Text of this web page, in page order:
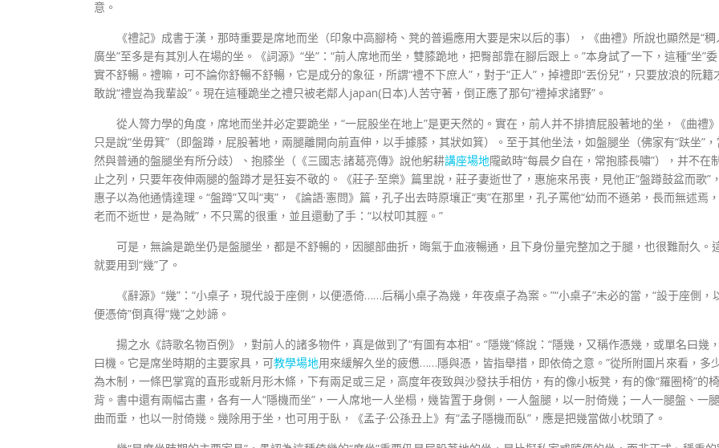
意。
《禮記》成書于漢，那時重要是席地而坐（印象中高腳椅、凳的普遍應用大要是宋以后的事），《曲禮》所說也顯然是“稠
廣坐”至多是有其別人在場的坐。《詞源》“坐”：“前人席地而坐，雙膝跪地，把臀部靠在腳后跟上。”本身試了一下，這種“坐”委
實不舒暢。禮嘛，可不論你舒暢不舒暢，它是成分的象征，所謂“禮不下庶人”，對于“正人”，掉禮即“丟份兒”，只要放浪的阮籍
敢說“禮豈為我輩設”。現在這種跪坐之禮只被老鄰人japan(日本)人苦守著，倒正應了那句“禮掉求諸野”。
從人膂力學的角度，席地而坐并必定要跪坐，“一屁股坐在地上”是更天然的。實在，前人并不排擠屁股著地的坐，《曲禮》
只是說“坐毋箕”（即盤蹲，屁股著地，兩腿離開向前直伸，以手據膝，其狀如箕）。至于其他坐法，如盤腿坐（佛家有“趺坐”
然與普通的盤腿坐有所分歧）、抱膝坐（《三國志·諸葛亮傳》說他躬耕講座場地隴畝時“每晨夕自在，常抱膝長嘯”），并不在
止之列，只要年夜伸兩腿的盤蹲才是狂妄不敬的。《莊子·至樂》篇里說，莊子妻逝世了，惠施來吊喪，見他正“盤蹲鼓盆而歌”
惠子以為他通情達理。“盤蹲”又叫“夷”，《論語·憲問》篇，孔子出去時原壤正“夷”在那里，孔子罵他“幼而不遜弟，長而無述焉，
老而不逝世，是為賊”，不只罵的很重，並且還動了手：“以杖叩其脛。”
可是，無論是跪坐仍是盤腿坐，都是不舒暢的，因腿部曲折，晦氣于血液暢通，且下身份量完整加之于腿，也很難耐久。
就要用到“幾”了。
《辭源》“幾”：“小桌子，現代設于座側，以便憑倚……后稱小桌子為幾，年夜桌子為案。”“小桌子”未必的當，“設于座側，
便憑倚”倒真得“幾”之妙諦。
揚之水《詩歌名物百例》，對前人的諸多物件，真是做到了“有圖有本相”。“隱幾”條說：“隱幾，又稱作憑幾，或單名曰幾
曰機。它是席坐時期的主要家具，可教學場地用來緩解久坐的疲憊……隱與憑，皆指舉措，即依倚之意。”從所附圖片來看，多
為木制，一條巴掌寬的直形或新月形木條，下有兩足或三足，高度年夜致與沙發扶手相仿，有的像小板凳，有的像“羅圈椅”的椅
背。書中還有兩幅古畫，各有一人“隱機而坐”，一人席地一人坐榻，幾皆置于身側，一人盤腿，以一肘倚幾；一人一腿盤、一腿
曲而垂，也以一肘倚幾。幾除用于坐，也可用于臥，《孟子·公孫丑上》有“孟子隱機而臥”，應是把幾當做小枕頭了。